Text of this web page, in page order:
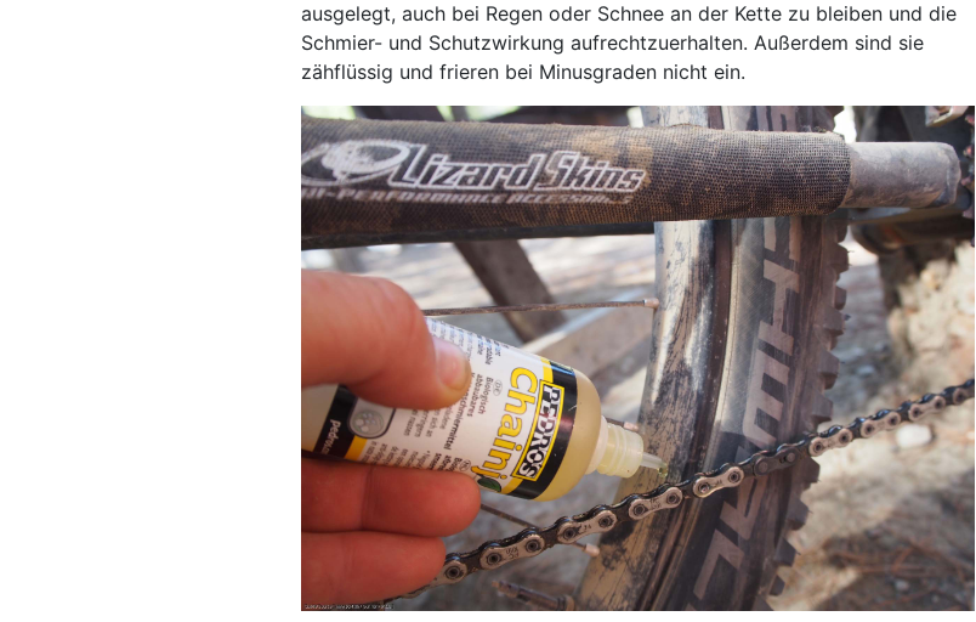
ausgelegt, auch bei Regen oder Schnee an der Kette zu bleiben und die
Schmier- und Schutzwirkung aufrechtzuerhalten. Außerdem sind sie
zähflüssig und frieren bei Minusgraden nicht ein.